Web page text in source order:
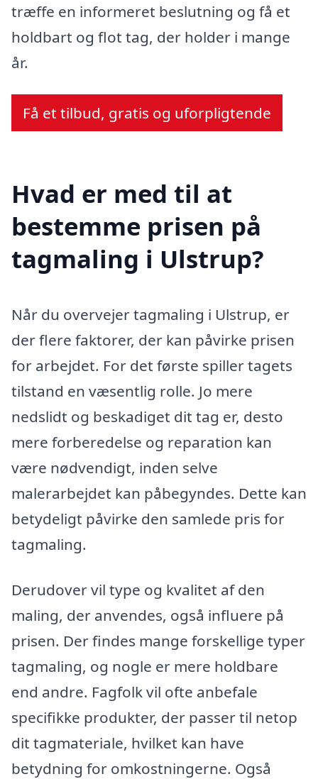
træffe en informeret beslutning og få et
holdbart og flot tag, der holder i mange
år.
Få et tilbud, gratis og uforpligtende
Hvad er med til at
bestemme prisen på
tagmaling i Ulstrup?
Når du overvejer tagmaling i Ulstrup, er
der flere faktorer, der kan påvirke prisen
for arbejdet. For det første spiller tagets
tilstand en væsentlig rolle. Jo mere
nedslidt og beskadiget dit tag er, desto
mere forberedelse og reparation kan
være nødvendigt, inden selve
malerarbejdet kan påbegyndes. Dette kan
betydeligt påvirke den samlede pris for
tagmaling.
Derudover vil type og kvalitet af den
maling, der anvendes, også influere på
prisen. Der findes mange forskellige typer
tagmaling, og nogle er mere holdbare
end andre. Fagfolk vil ofte anbefale
specifikke produkter, der passer til netop
dit tagmateriale, hvilket kan have
betydning for omkostningerne. Også